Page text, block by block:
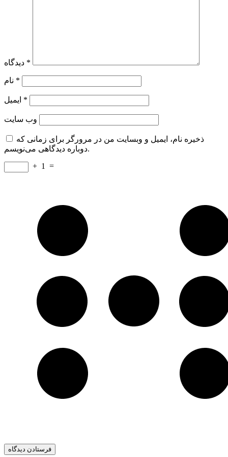
*
*
*
وب‌ سایت
ذخیره نام، ایمیل و وبسایت من در مرورگر برای زمانی که
دوباره دیدگاهی می‌نویسم.
+ 1 =